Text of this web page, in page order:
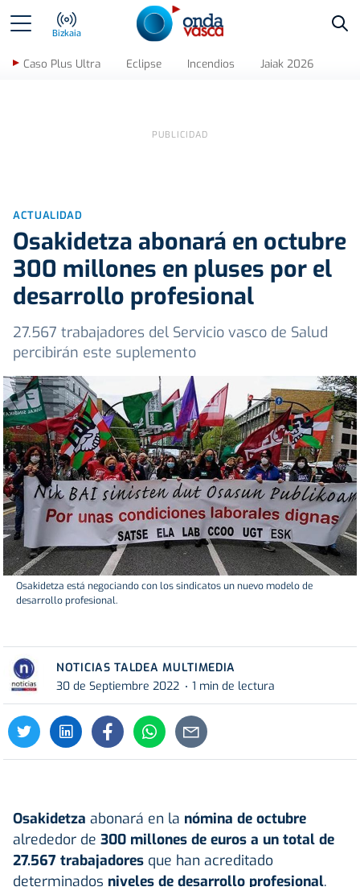
Bizkaia
Caso Plus Ultra Eclipse Incendios Jaiak 2026
ACTUALIDAD
Osakidetza abonará en octubre
300 millones en pluses por el
desarrollo profesional
27.567 trabajadores del Servicio vasco de Salud
percibirán este suplemento
Osakidetza está negociando con los sindicatos un nuevo modelo de
desarrollo profesional.
NOTICIAS TALDEA MULTIMEDIA
30 de Septiembre 2022
1 min de lectura
Osakidetza abonará en la nómina de octubre
alrededor de 300 millones de euros a un total de
27.567 trabajadores que han acreditado
determinados niveles de desarrollo profesional.